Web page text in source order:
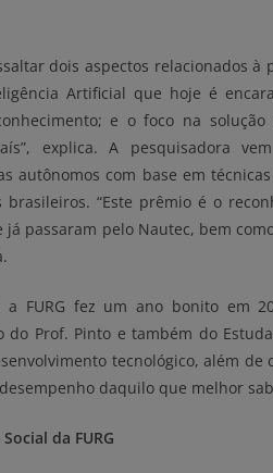
dois aspectos relacionados à
Artificial que hoje é
e o foco na
explica. A pesquisadora
autônomos com base em
brasileiros. “Este prêmio é o
passaram pelo Nautec, bem
FURG fez um ano bonito em
do Prof. Pinto e também do
tecnológico, além
daquilo que melhor
da FURG